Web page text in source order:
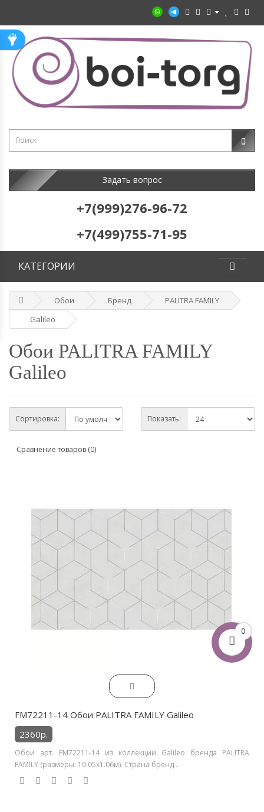
0
Задать вопрос
+7(999)276-96-72
+7(499)755-71-95
КАТЕГОРИИ
Обои Бренд
PALITRA FAMILY
Galileo
Обои PALITRA FAMILY
Galileo
Сортировка: Показать:
Сравнение товаров (0)
FM72211-14 Обои PALITRA FAMILY Galileo
2360р.
Обои арт. FM72211-14 из коллекции Galileo бренда PALITRA
FAMILY (размеры: 10.05х1.06м). Страна бренд..